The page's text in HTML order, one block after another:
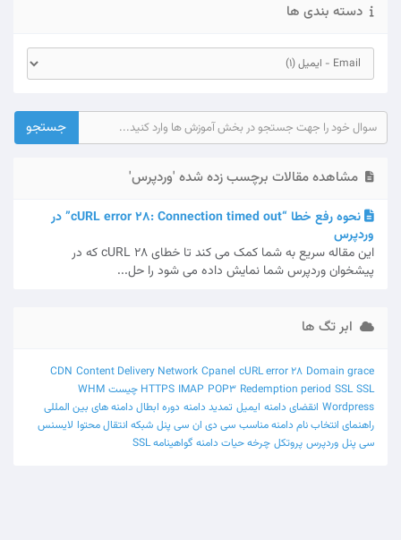
دسته بندی ها
مشاهده مقالات برچسب زده شده 'وردپرس'
نحوه رفع خطا “cURL error 28: Connection timed out” در
وردپرس
این مقاله سریع به شما کمک می کند تا خطای cURL 28 که در
پیشخوان وردپرس شما نمایش داده می شود را حل...
ابر تگ ها
CDN Content Delivery Network Cpanel cURL error 28 Domain grace
HTTPS IMAP POP3 Redemption period SSL SSL چیست
WHM
Wordpress انقضای دامنه ایمیل تمدید دامنه دوره ابطال دامنه های بین المللی
راهنمای انتخاب نام دامنه مناسب سی دی ان سی پنل شبکه انتقال محتوا لایسنس
سی پنل وردپرس پروتکل‌ چرخه حیات دامنه گواهینامه SSL